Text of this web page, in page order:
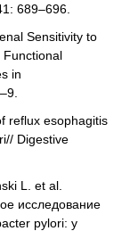
689–696.
Sensitivity to
Functional
in
reflux esophagitis
Digestive
L. et al.
исследование
pylori: у